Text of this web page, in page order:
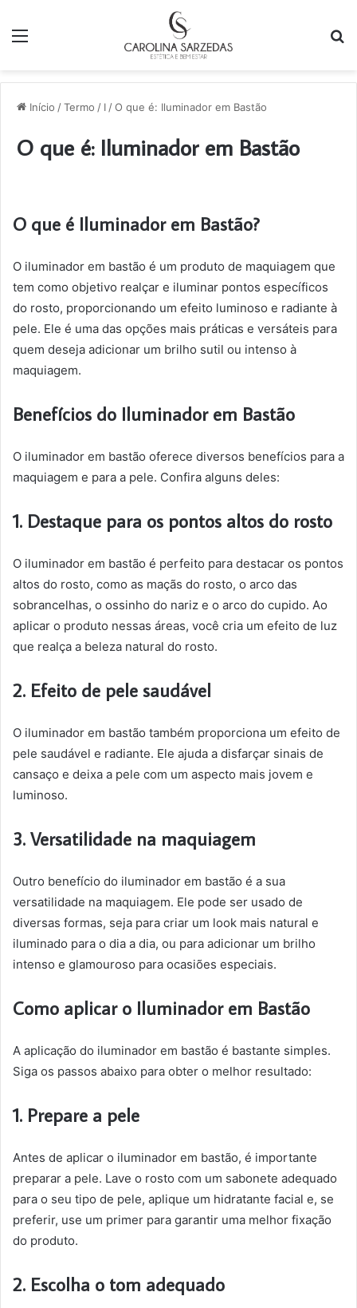
Início /Termo / I /O que é: Iluminador em Bastão
O que é: Iluminador em Bastão
O que é Iluminador em Bastão?
O iluminador em bastão é um produto de maquiagem que
tem como objetivo realçar e iluminar pontos específicos
do rosto, proporcionando um efeito luminoso e radiante à
pele. Ele é uma das opções mais práticas e versáteis para
quem deseja adicionar um brilho sutil ou intenso à
maquiagem.
Benefícios do Iluminador em Bastão
O iluminador em bastão oferece diversos benefícios para a
maquiagem e para a pele. Confira alguns deles:
1. Destaque para os pontos altos do rosto
O iluminador em bastão é perfeito para destacar os pontos
altos do rosto, como as maçãs do rosto, o arco das
sobrancelhas, o ossinho do nariz e o arco do cupido. Ao
aplicar o produto nessas áreas, você cria um efeito de luz
que realça a beleza natural do rosto.
2. Efeito de pele saudável
O iluminador em bastão também proporciona um efeito de
pele saudável e radiante. Ele ajuda a disfarçar sinais de
cansaço e deixa a pele com um aspecto mais jovem e
luminoso.
3. Versatilidade na maquiagem
Outro benefício do iluminador em bastão é a sua
versatilidade na maquiagem. Ele pode ser usado de
diversas formas, seja para criar um look mais natural e
iluminado para o dia a dia, ou para adicionar um brilho
intenso e glamouroso para ocasiões especiais.
Como aplicar o Iluminador em Bastão
A aplicação do iluminador em bastão é bastante simples.
Siga os passos abaixo para obter o melhor resultado:
1. Prepare a pele
Antes de aplicar o iluminador em bastão, é importante
preparar a pele. Lave o rosto com um sabonete adequado
para o seu tipo de pele, aplique um hidratante facial e, se
preferir, use um primer para garantir uma melhor fixação
do produto.
2. Escolha o tom adequado